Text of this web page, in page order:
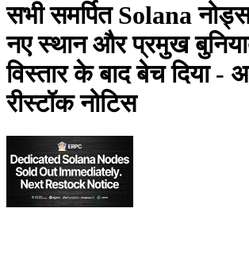
सभी समर्पित Solana
नए स्थान और प्रमुख
विस्तार के बाद बेच दिया -
रीस्टॉक नोटिस